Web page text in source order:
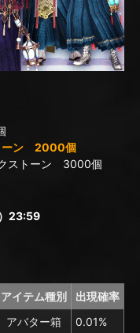
ーン 2000個
ストーン 3000個
23:59
アイテム種別
出現確率
アバター箱
0.01%